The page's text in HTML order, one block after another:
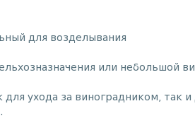
для возделывания
или небольшой
для ухода за виноградником, так